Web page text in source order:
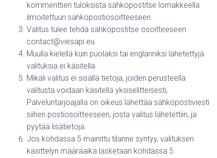
kommenttien tuloksista sähköpostitse lomakkeella
ilmoitettuun sähköpostiosoitteeseen.
Valitus tulee tehdä sähköpostitse osoitteeseen
contact@viesapi.eu.
Muulla kielellä kuin puolaksi tai englanniksi lähetettyjä
valituksia ei käsitellä.
Mikäli valitus ei sisällä tietoja, joiden perusteella
valitusta voidaan käsitellä yksiselitteisesti,
Palveluntarjoajalla on oikeus lähettää sähköpostiviesti
siihen postiosoitteeseen, josta valitus lähetettiin, ja
pyytää lisätietoja.
Jos kohdassa 5 mainittu tilanne syntyy, valituksen
käsittelyn määräaika lasketaan kohdassa 5